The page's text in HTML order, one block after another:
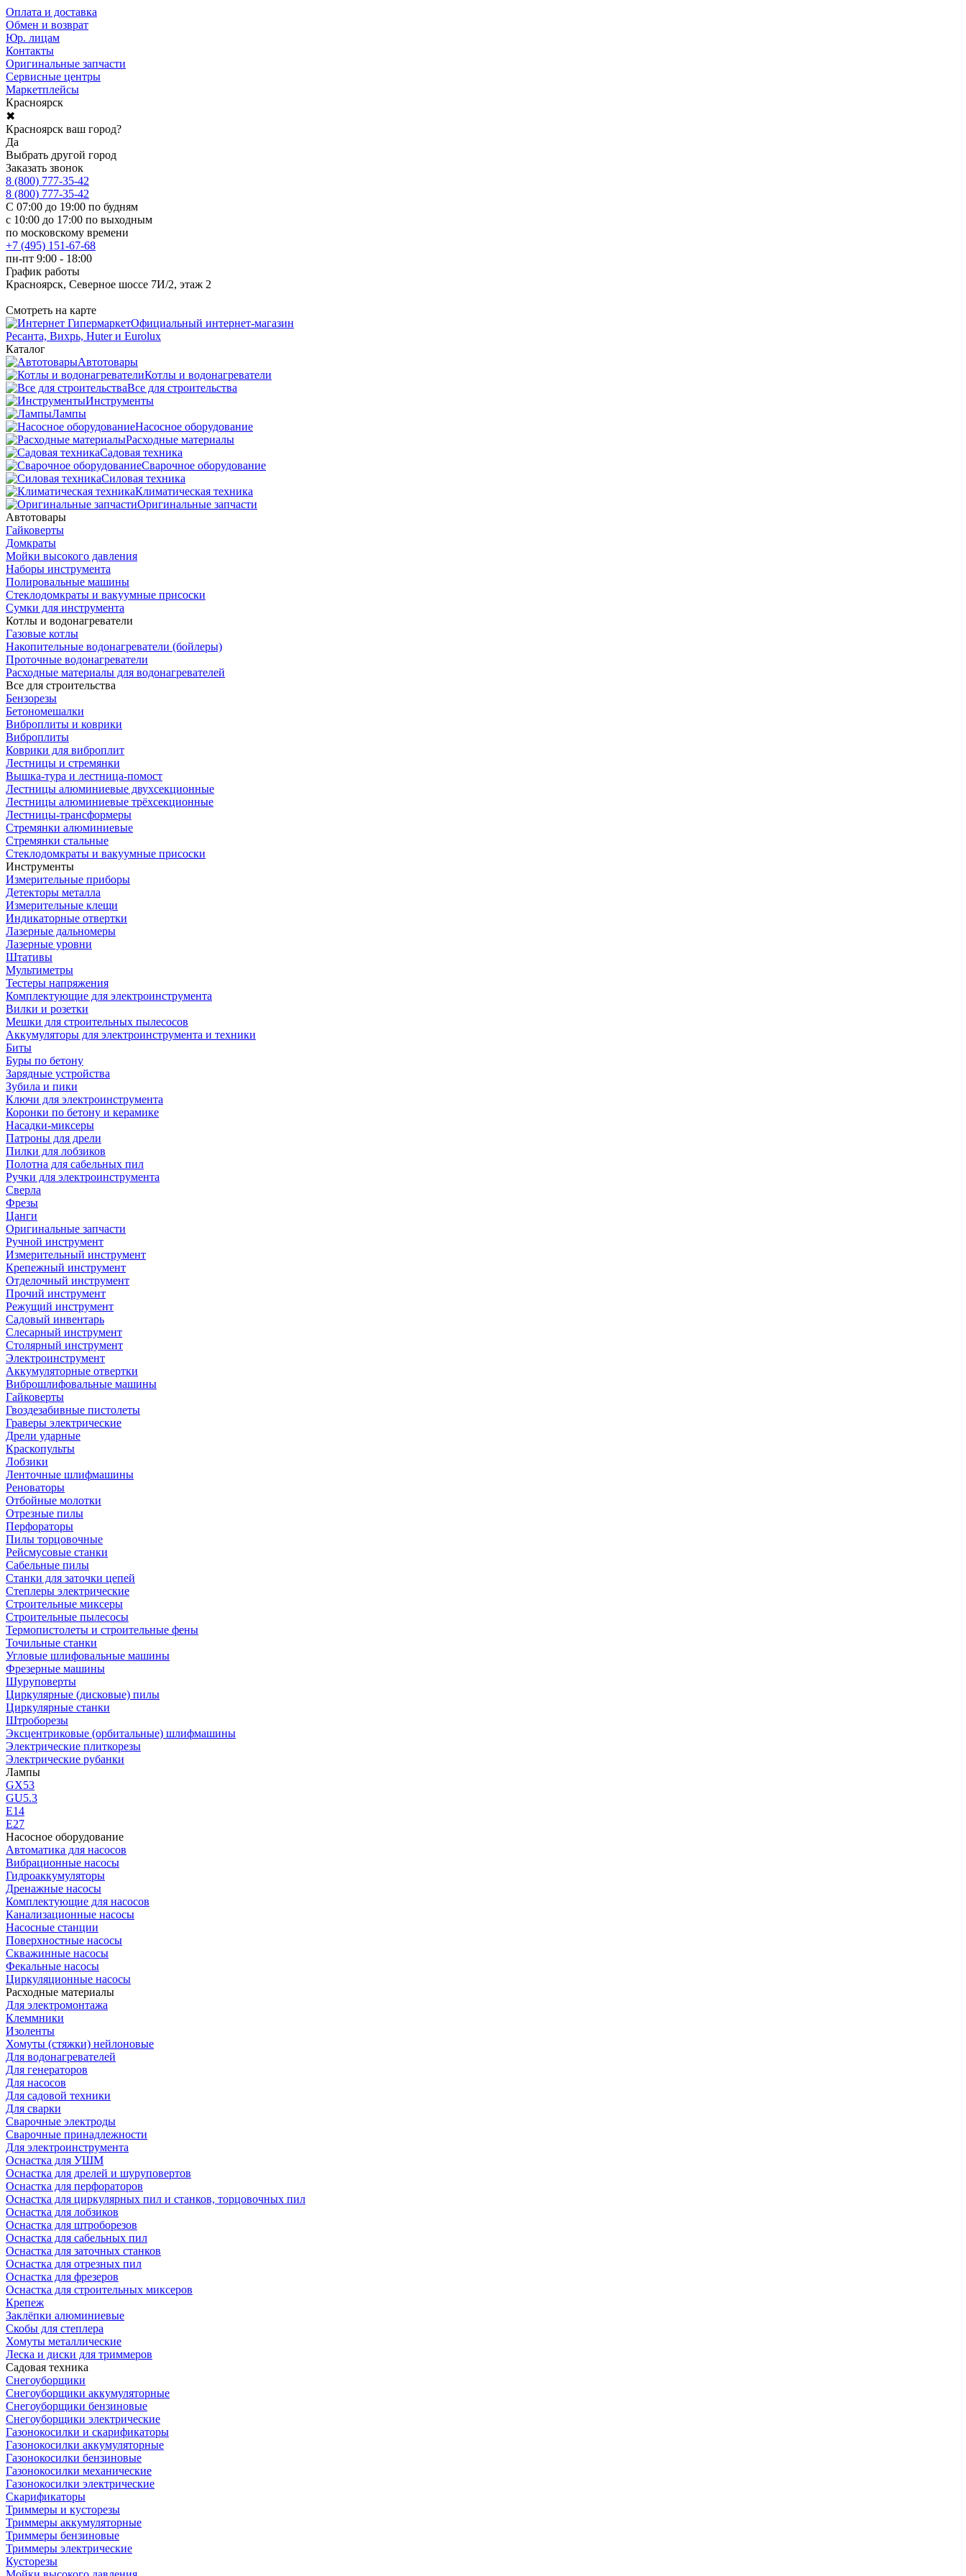
Оплата и доставка
Обмен и возврат
Юр. лицам
Контакты
Оригинальные запчасти
Сервисные центры
Маркетплейсы
Красноярск
✖
Красноярск ваш город?
Да
Выбрать другой город
Заказать звонок
8 (800) 777-35-42
8 (800) 777-35-42
С 07:00 до 19:00 по будням
с 10:00 до 17:00 по выходным
по московскому времени
+7 (495) 151-67-68
пн-пт 9:00 - 18:00
График работы
Красноярск, Северное шоссе 7И/2, этаж 2
Смотреть на карте
Официальный интернет-магазин
Ресанта, Вихрь, Huter и Eurolux
Каталог
Автотовары
Котлы и водонагреватели
Все для строительства
Инструменты
Лампы
Насосное оборудование
Расходные материалы
Садовая техника
Сварочное оборудование
Силовая техника
Климатическая техника
Оригинальные запчасти
Автотовары
Гайковерты
Домкраты
Мойки высокого давления
Наборы инструмента
Полировальные машины
Стеклодомкраты и вакуумные присоски
Сумки для инструмента
Котлы и водонагреватели
Газовые котлы
Накопительные водонагреватели (бойлеры)
Проточные водонагреватели
Расходные материалы для водонагревателей
Все для строительства
Бензорезы
Бетономешалки
Виброплиты и коврики
Виброплиты
Коврики для виброплит
Лестницы и стремянки
Вышка-тура и лестница-помост
Лестницы алюминиевые двухсекционные
Лестницы алюминиевые трёхсекционные
Лестницы-трансформеры
Стремянки алюминиевые
Стремянки стальные
Стеклодомкраты и вакуумные присоски
Инструменты
Измерительные приборы
Детекторы металла
Измерительные клещи
Индикаторные отвертки
Лазерные дальномеры
Лазерные уровни
Штативы
Мультиметры
Тестеры напряжения
Комплектующие для электроинструмента
Вилки и розетки
Мешки для строительных пылесосов
Аккумуляторы для электроинструмента и техники
Биты
Буры по бетону
Зарядные устройства
Зубила и пики
Ключи для электроинструмента
Коронки по бетону и керамике
Насадки-миксеры
Патроны для дрели
Пилки для лобзиков
Полотна для сабельных пил
Ручки для электроинструмента
Сверла
Фрезы
Цанги
Оригинальные запчасти
Ручной инструмент
Измерительный инструмент
Крепежный инструмент
Отделочный инструмент
Прочий инструмент
Режущий инструмент
Садовый инвентарь
Слесарный инструмент
Столярный инструмент
Электроинструмент
Аккумуляторные отвертки
Виброшлифовальные машины
Гайковерты
Гвоздезабивные пистолеты
Граверы электрические
Дрели ударные
Краскопульты
Лобзики
Ленточные шлифмашины
Реноваторы
Отбойные молотки
Отрезные пилы
Перфораторы
Пилы торцовочные
Рейсмусовые станки
Сабельные пилы
Станки для заточки цепей
Степлеры электрические
Строительные миксеры
Строительные пылесосы
Термопистолеты и строительные фены
Точильные станки
Угловые шлифовальные машины
Фрезерные машины
Шуруповерты
Циркулярные (дисковые) пилы
Циркулярные станки
Штроборезы
Эксцентриковые (орбитальные) шлифмашины
Электрические плиткорезы
Электрические рубанки
Лампы
GX53
GU5.3
Е14
Е27
Насосное оборудование
Автоматика для насосов
Вибрационные насосы
Гидроаккумуляторы
Дренажные насосы
Комплектующие для насосов
Канализационные насосы
Насосные станции
Поверхностные насосы
Скважинные насосы
Фекальные насосы
Циркуляционные насосы
Расходные материалы
Для электромонтажа
Клеммники
Изоленты
Хомуты (стяжки) нейлоновые
Для водонагревателей
Для генераторов
Для насосов
Для садовой техники
Для сварки
Сварочные электроды
Сварочные принадлежности
Для электроинструмента
Оснастка для УШМ
Оснастка для дрелей и шуруповертов
Оснастка для перфораторов
Оснастка для циркулярных пил и станков, торцовочных пил
Оснастка для лобзиков
Оснастка для штроборезов
Оснастка для сабельных пил
Оснастка для заточных станков
Оснастка для отрезных пил
Оснастка для фрезеров
Оснастка для строительных миксеров
Крепеж
Заклёпки алюминиевые
Скобы для степлера
Хомуты металлические
Леска и диски для триммеров
Садовая техника
Снегоуборщики
Снегоуборщики аккумуляторные
Снегоуборщики бензиновые
Снегоуборщики электрические
Газонокосилки и скарификаторы
Газонокосилки аккумуляторные
Газонокосилки бензиновые
Газонокосилки механические
Газонокосилки электрические
Скарификаторы
Триммеры и кусторезы
Триммеры аккумуляторные
Триммеры бензиновые
Триммеры электрические
Кусторезы